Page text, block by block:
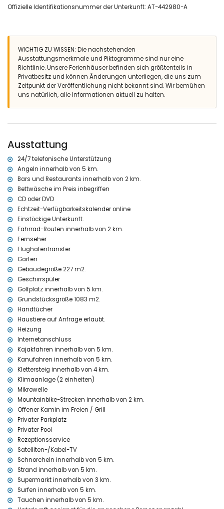
Schlafzimmer mit Klimaanlage und 2 Einzelbetten (je 190 x 90cm)
3 Badezimmer jeweils mit Einzelwaschbecken, Dusche und Toilette
Außenbereich der Villa
Großes eingezäuntes Grundstück
Nierenförmiger privater Pool mit einer Größe von 12m x 5m und 2m
Tiefe
Garten mit Kies und Gartenmöbeln mit Sonnenliegen
Grill
Außensitzbereich und Außenspeisebereich
2 private, abgeschlossene Parkplätze
Weitere Informationen
Nächste Stadt: Jávea (innerhalb von 5 Kilometern von der Villa)
Nächster Strand: El Puerto, Jávea (innerhalb von 5 Kilometern von
der Villa)
Nächster Hafen: Aduanas, Jávea (innerhalb von 5 Kilometern von
der Villa)
Nächster Park: Montgó, Jávea (innerhalb von 2 Kilometern von der
Nächster Flughafen: Alicante (innerhalb von 100 Kilometern von der
Villa)
Zweitnächster Flughafen: Valencia (> 100 Kilometer)
Bitte nachfragen, ob Haustiere erlaubt sind
Die Unterkunft ist sehr geeignet für Familien mit Kindern
Einrichtungen und Dienstleistungen, die im Mietpreis der Villa
inbegriffen sind
Internet (WiFi)
Bügeleisen und Bügelbrett
Bettwäsche und Handtücher
Zentralheizung und Klimaanlage
Einrichtungen und Dienstleistungen gegen Aufpreis
Flughafenservice
Zusatzbett und Kinderbetten/Babybetten (auf Anfrage)
Unterhaltung und Freizeitaktivitäten für Ihren Urlaub in Jávea,
Costa Blanca
Kino, Theater, Bar, Promenade (Paseo Marítimo und Jávea)
(innerhalb von 5 Kilometern vom Haus)
Sehenswürdigkeiten und Kultur in Jávea, Costa Blanca
Museum (Histórico de Jávea), Kirche (San Bartolomé, Jávea), Ruine
(Pueblo Histórico, Jávea), Denkmal (Molinos de Viento, Jávea),
architektonisches Gebäude (Pueblo Histórico, Jávea) und
historischer Ort (Histórico de Jávea) (innerhalb von 5 Kilometern
von der Unterkunft)
Offizielle Identifikationsnummer der Unterkunft: AT-442980-A
WICHTIG ZU WISSEN: Die nachstehenden
Ausstattungsmerkmale und Piktogramme sind nur eine
Richtlinie. Unsere Ferienhäuser befinden sich größtenteils in
Privatbesitz und können Änderungen unterliegen, die uns zum
Zeitpunkt der Veröffentlichung nicht bekannt sind. Wir bemühen
uns natürlich, alle Informationen aktuell zu halten.
Ausstattung
24/7 telefonische Unterstützung
Angeln innerhalb von 5 km.
Bars und Restaurants innerhalb von 2 km.
Bettwäsche im Preis inbegriffen
CD oder DVD
Echtzeit-Verfügbarkeitskalender online
Einstöckige Unterkunft.
Fahrrad-Routen innerhalb von 2 km.
Fernseher
Flughafentransfer
Garten
Gebäudegröße 227 m2.
Geschirrspüler
Golfplatz innerhalb von 5 km.
Grundstücksgröße 1083 m2.
Handtücher
Haustiere auf Anfrage erlaubt.
Heizung
Internetanschluss
Kajakfahren innerhalb von 5 km.
Kanufahren innerhalb von 5 km.
Klettersteig innerhalb von 4 km.
Klimaanlage (2 einheiten)
Mikrowelle
Mountainbike-Strecken innerhalb von 2 km.
Offener Kamin im Freien / Grill
Privater Parkplatz
Privater Pool
Rezeptionsservice
Satelliten-/Kabel-TV
Schnorcheln innerhalb von 5 km.
Strand innerhalb von 5 km.
Supermarkt innerhalb von 3 km.
Surfen innerhalb von 5 km.
Tauchen innerhalb von 5 km.